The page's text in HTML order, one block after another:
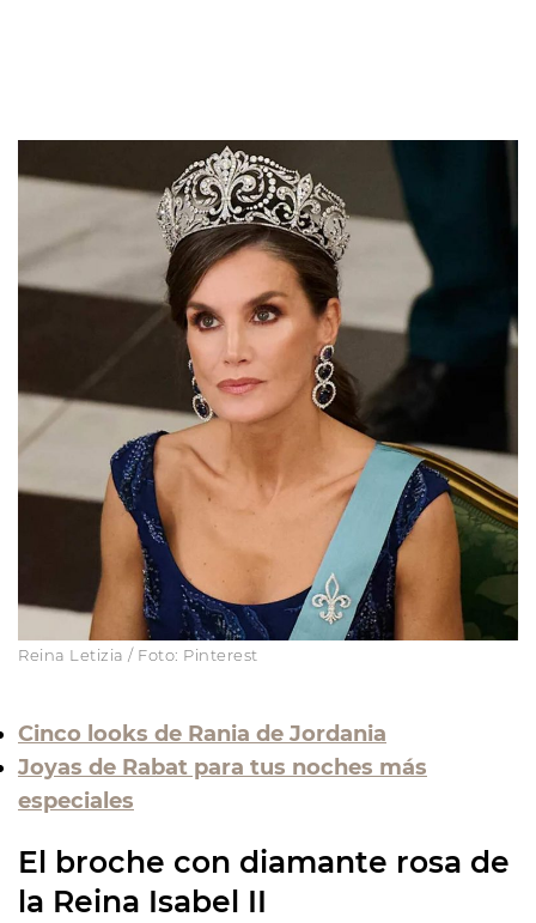
Reina Letizia / Foto: Pinterest
Cinco looks de Rania de Jordania
Joyas de Rabat para tus noches más
especiales
El broche con diamante rosa de
la Reina Isabel II